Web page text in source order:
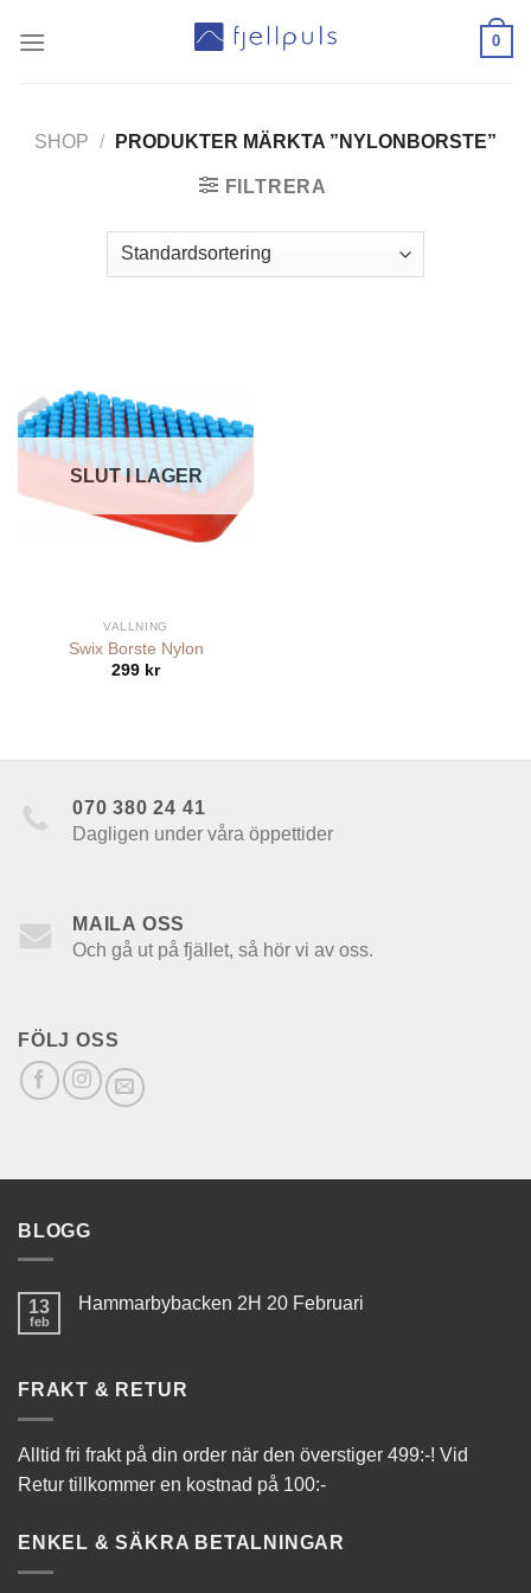
0
SHOP / PRODUKTER MÄRKTA ”NYLONBORSTE”
FILTRERA
SLUT I LAGER
VALLNING
Swix Borste Nylon
299 kr
070 380 24 41
Dagligen under våra öppettider
MAILA OSS
Och gå ut på fjället, så hör vi av oss.
FÖLJ OSS
BLOGG
13
feb
Hammarbybacken 2H 20 Februari
FRAKT & RETUR
Alltid fri frakt på din order när den överstiger 499:-! Vid
Retur tillkommer en kostnad på 100:-
ENKEL & SÄKRA BETALNINGAR